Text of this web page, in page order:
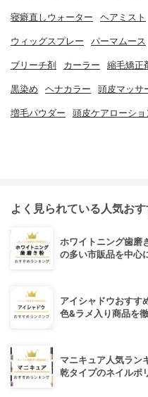
寝癖直しウォーター ヘアミスト
ウィッグスプレー パーマムース
ブリーチ剤 カーラー 縮毛矯正
黒染め ヘナカラー 頭皮マッサ
増毛パウダー 頭皮ケアローショ
よく見られている人気お
ホワイトニング歯磨
の多い市販品を中心
アイシャドウおすす
色&ラメ入り商品を
マニキュア人気ラン
乾タイプのネイルポ